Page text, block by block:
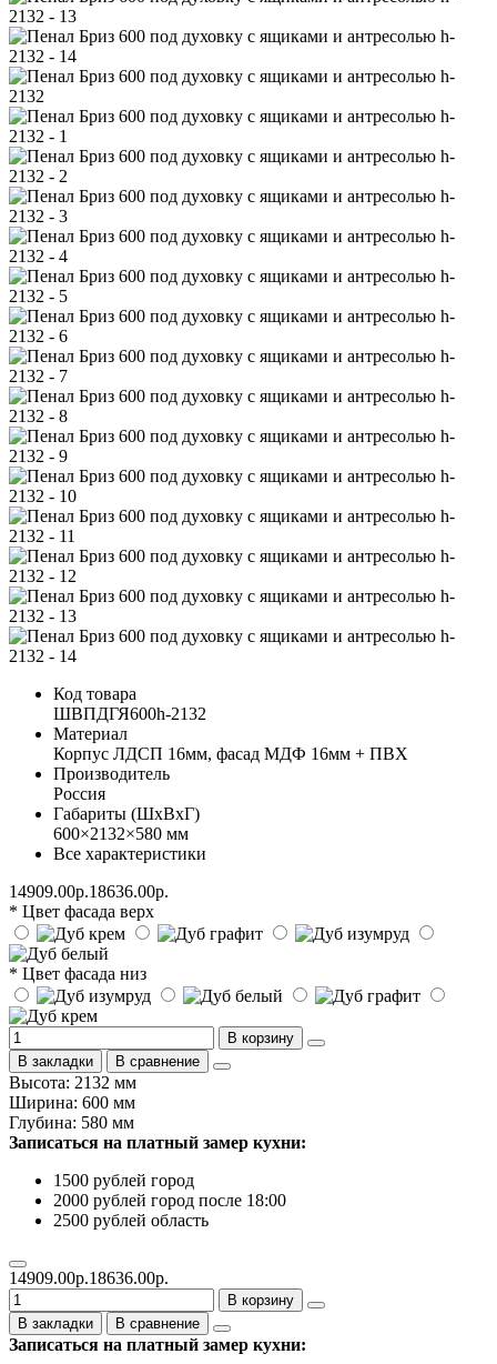
Код товара
ШВПДГЯ600h-2132
Материал
Корпус ЛДСП 16мм, фасад МДФ 16мм + ПВХ
Производитель
Россия
Габариты (ШхВхГ)
600×2132×580 мм
Все характеристики
14909.00р.18636.00р.
* Цвет фасада верх
* Цвет фасада низ
В корзину
В закладки
В сравнение
Высота: 2132 мм
Ширина: 600 мм
Глубина: 580 мм
Записаться на платный замер кухни:
1500 рублей город
2000 рублей город после 18:00
2500 рублей область
14909.00р.18636.00р.
В корзину
В закладки
В сравнение
Записаться на платный замер кухни: